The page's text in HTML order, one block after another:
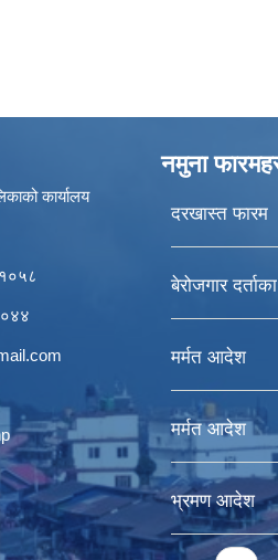
कार्यालय
नमुना
दरखास्त फारम
बेरोजगार
मर्मत आदेश
मर्मत आदेश
भ्रमण आदेश